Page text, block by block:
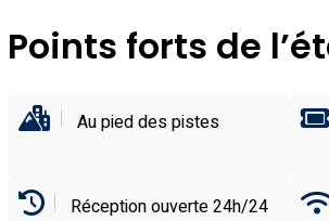
Points forts de
Au pied des pistes
Réception ouverte 24h/24